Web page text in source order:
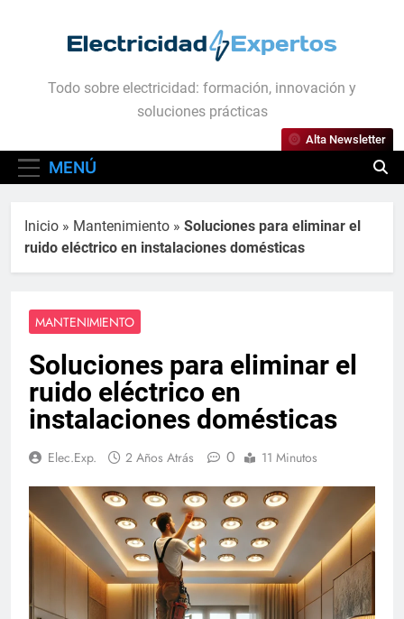
Electricidad Expertos
Todo sobre electricidad: formación, innovación y
soluciones prácticas
MENÚ
Alta Newsletter
Inicio » Mantenimiento » Soluciones para eliminar el
ruido eléctrico en instalaciones domésticas
MANTENIMIENTO
Soluciones para eliminar el
ruido eléctrico en
instalaciones domésticas
Elec.Exp. 2 Años Atrás 0 11 Minutos